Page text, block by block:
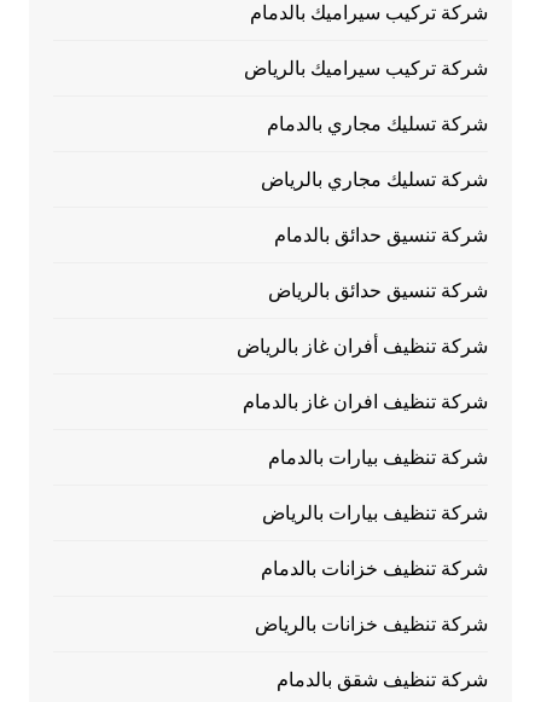
شركة تركيب سيراميك بالدمام
شركة تركيب سيراميك بالرياض
شركة تسليك مجاري بالدمام
شركة تسليك مجاري بالرياض
شركة تنسيق حدائق بالدمام
شركة تنسيق حدائق بالرياض
شركة تنظيف أفران غاز بالرياض
شركة تنظيف افران غاز بالدمام
شركة تنظيف بيارات بالدمام
شركة تنظيف بيارات بالرياض
شركة تنظيف خزانات بالدمام
شركة تنظيف خزانات بالرياض
شركة تنظيف شقق بالدمام